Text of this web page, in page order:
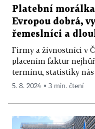
Platební morálka
Evropou dobrá,
řemeslníci a
Firmy a živnostníci v
placením faktur
termínu, statistiky
5. 8. 2024 ▪ 3 min. čtení